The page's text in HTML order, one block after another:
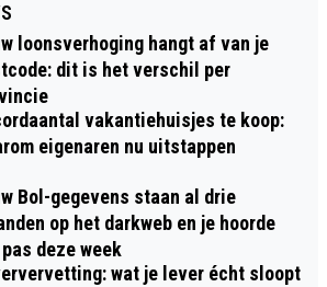
loonsverhoging hangt af van je
dit is het verschil per
vakantiehuisjes te koop:
eigenaren nu uitstappen
Bol-gegevens staan al drie
op het darkweb en je hoorde
deze week
wat je lever écht sloopt